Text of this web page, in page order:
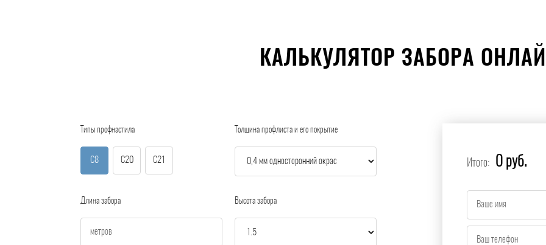
КАЛЬКУЛЯТОР ЗАБОРА
Типы профнастила
С8 С20 С21
Толщина профлиста и его покрытие
Длина забора Высота забора
Итого: 0 руб.